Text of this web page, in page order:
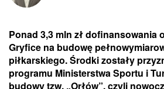
Ponad 3,3 mln zł dofinansowania
Gryfice na budowę
piłkarskiego. Środki zostały
programu Ministerstwa Sportu i
budowy tzw. „Orłów”, czyli